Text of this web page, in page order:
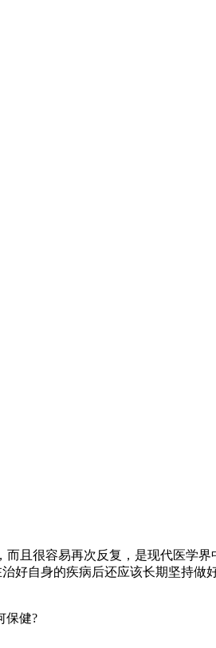
且很容易再次反复，是现代医学界
好自身的疾病后还应该长期坚持做